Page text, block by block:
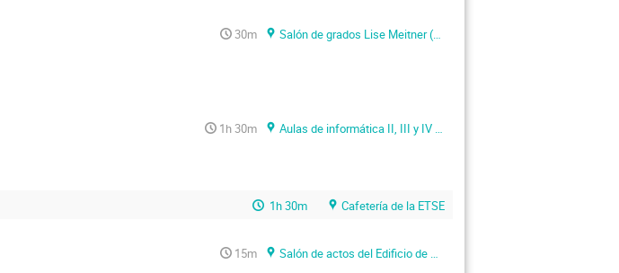
30m
Salón de grados Lise Meitner (Facultat de Física)
1h 30m Aulas de informática II, III y IV (Facultat de Física)
1h 30m Cafetería de la ETSE
15m
Salón de actos del Edificio de Cabecera (Parc Científic de la Universitat de València)